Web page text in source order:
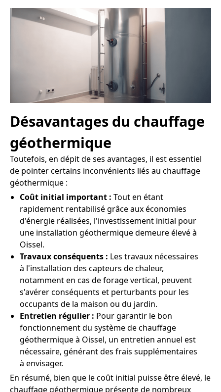
Désavantages du chauffage
géothermique
Toutefois, en dépit de ses avantages, il est essentiel
de pointer certains inconvénients liés au chauffage
géothermique :
Coût initial important : Tout en étant
rapidement rentabilisé grâce aux économies
d'énergie réalisées, l'investissement initial pour
une installation géothermique demeure élevé à
Oissel.
Travaux conséquents : Les travaux nécessaires
à l'installation des capteurs de chaleur,
notamment en cas de forage vertical, peuvent
s'avérer conséquents et perturbants pour les
occupants de la maison ou du jardin.
Entretien régulier : Pour garantir le bon
fonctionnement du système de chauffage
géothermique à Oissel, un entretien annuel est
nécessaire, générant des frais supplémentaires
à envisager.
En résumé, bien que le coût initial puisse être élevé, le
chauffage géothermique présente de nombreux